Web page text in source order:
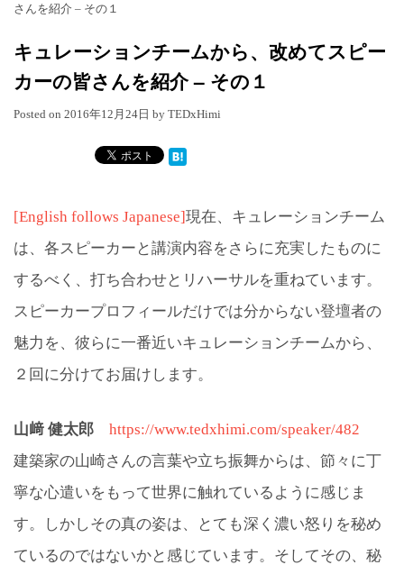
さんを紹介 – その１
キュレーションチームから、改めてスピー
カーの皆さんを紹介 – その１
Posted on 2016年12月24日 by TEDxHimi
[English follows Japanese]現在、キュレーションチーム
は、各スピーカーと講演内容をさらに充実したものに
するべく、打ち合わせとリハーサルを重ねています。
スピーカープロフィールだけでは分からない登壇者の
魅力を、彼らに一番近いキュレーションチームから、
２回に分けてお届けします。
山﨑 健太郎
https://www.tedxhimi.com/speaker/482
建築家の山崎さんの言葉や立ち振舞からは、節々に丁
寧な心遣いをもって世界に触れているように感じま
す。しかしその真の姿は、とても深く濃い怒りを秘め
ているのではないかと感じています。そしてその、秘